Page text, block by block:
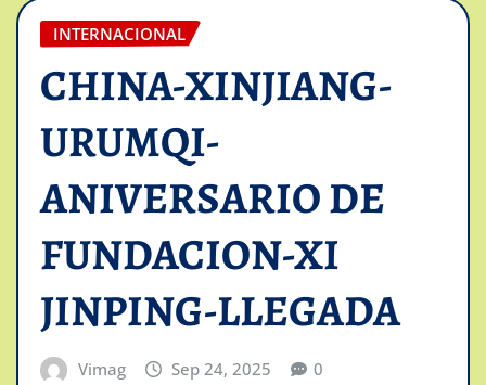
INTERNACIONAL
CHINA-XINJIANG-
URUMQI-
ANIVERSARIO DE
FUNDACION-XI
JINPING-LLEGADA
Vimag Sep 24, 2025 0